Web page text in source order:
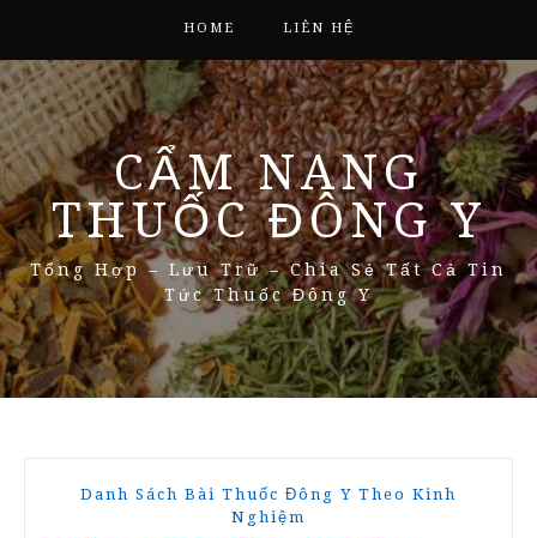
HOME LIÊN HỆ
CẨM NANG
THUỐC ĐÔNG Y
Tổng Hợp – Lưu Trữ – Chia Sẻ Tất Cả Tin
Tức Thuốc Đông Y
Danh Sách Bài Thuốc Đông Y Theo Kinh
Nghiệm